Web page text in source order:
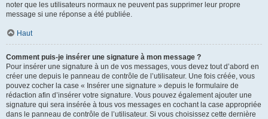
noter que les utilisateurs normaux ne peuvent pas supprimer leur propre
message si une réponse a été publiée.
Haut
Comment puis-je insérer une signature à mon message ?
Pour insérer une signature à un de vos messages, vous devez tout d’abord en
créer une depuis le panneau de contrôle de l’utilisateur. Une fois créée, vous
pouvez cocher la case « Insérer une signature » depuis le formulaire de
rédaction afin d’insérer votre signature. Vous pouvez également ajouter une
signature qui sera insérée à tous vos messages en cochant la case appropriée
dans le panneau de contrôle de l’utilisateur. Si vous choisissez cette dernière